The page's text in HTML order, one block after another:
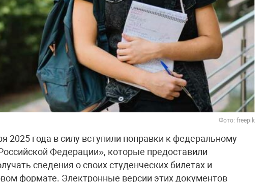
Фото: freepik
2025 года в силу вступили поправки к федеральному
Федерации», которые предоставили
сведения о своих студенческих билетах и
формате. Электронные версии этих документов